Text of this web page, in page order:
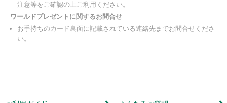
注意等をご確認の上ご利用ください。
ワールドプレゼントに関するお問合せ
お手持ちのカード裏面に記載されている連絡先までお問合せくださ
い。